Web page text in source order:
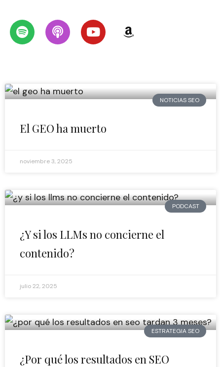
S
p
o
f
y
P
o
d
s
t
Y
o
u
b
e
A
m
n
NOTICIAS SEO
El GEO ha muerto
noviembre 3, 2025
PODCAST
¿Y si los LLMs no concierne el
contenido?
julio 22, 2025
ESTRATEGIA SEO
¿Por qué los resultados en SEO